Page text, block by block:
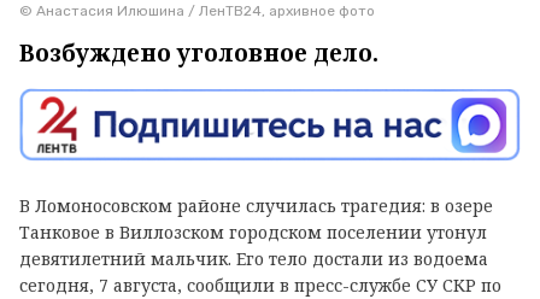
© Анастасия Илюшина / ЛенТВ24, архивное фото
Возбуждено уголовное дело.
В Ломоносовском районе случилась трагедия: в озере
Танковое в Виллозском городском поселении утонул
девятилетний мальчик. Его тело достали из водоема
сегодня, 7 августа, сообщили в пресс-службе СУ СКР по